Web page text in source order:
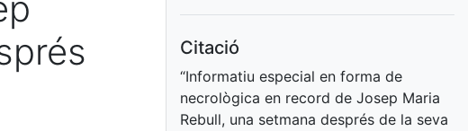
Citació
“Informatiu especial en forma de
necrològica en record de Josep Maria
Rebull, una setmana després de la seva